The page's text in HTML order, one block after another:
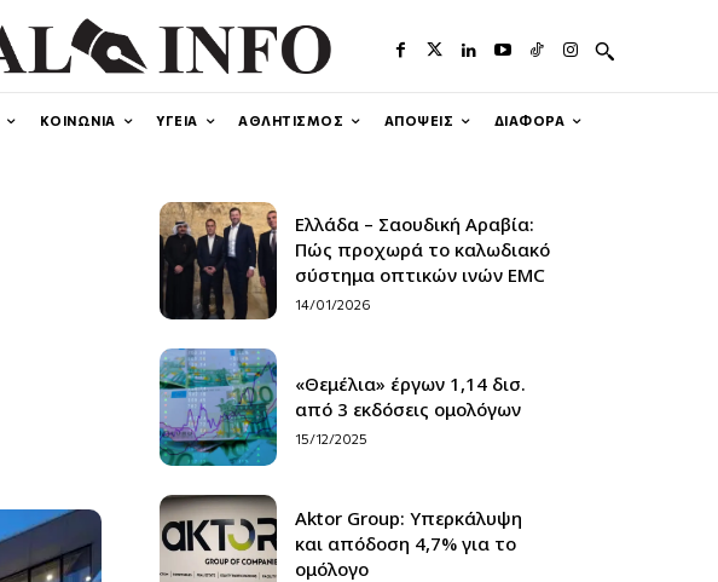
ΚΟΙΝΩΝΙΑ ΥΓΕΙΑ ΑΘΛΗΤΙΣΜΟΣ ΑΠΟΨΕΙΣ ΔΙΑΦΟΡΑ
Ελλάδα – Σαουδική Αραβία:
Πώς προχωρά το καλωδιακό
σύστημα οπτικών ινών EMC
14/01/2026
«Θεμέλια» έργων 1,14 δισ.
από 3 εκδόσεις ομολόγων
15/12/2025
Aktor Group: Υπερκάλυψη
και απόδοση 4,7% για το
ομόλογο